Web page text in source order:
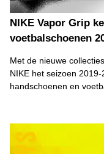
NIKE Vapor Grip
voetbalschoenen
Met de nieuwe
NIKE het seizoen
handschoenen en